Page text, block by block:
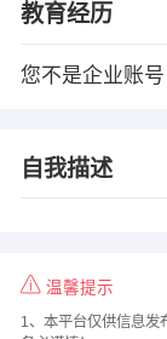
教育经历
您不是企业账
自我描述
温馨提示
1、本平台仅供信息发